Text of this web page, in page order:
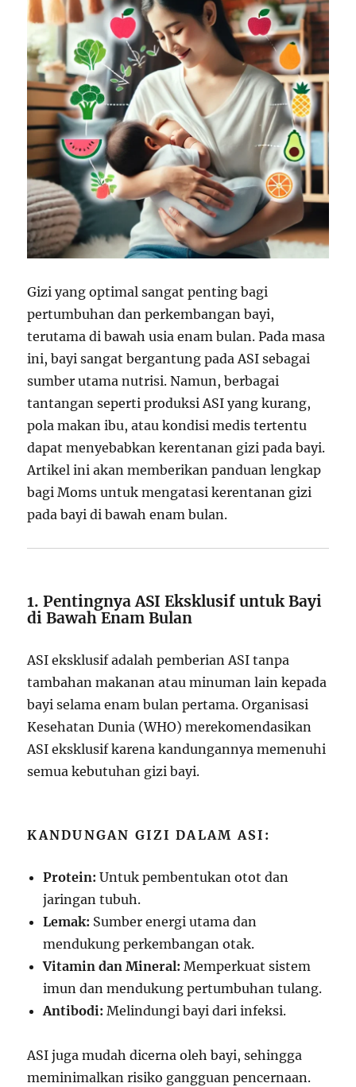
Gizi yang optimal sangat penting bagi
pertumbuhan dan perkembangan bayi,
terutama di bawah usia enam bulan. Pada masa
ini, bayi sangat bergantung pada ASI sebagai
sumber utama nutrisi. Namun, berbagai
tantangan seperti produksi ASI yang kurang,
pola makan ibu, atau kondisi medis tertentu
dapat menyebabkan kerentanan gizi pada bayi.
Artikel ini akan memberikan panduan lengkap
bagi Moms untuk mengatasi kerentanan gizi
pada bayi di bawah enam bulan.
1. Pentingnya ASI Eksklusif untuk Bayi
di Bawah Enam Bulan
ASI eksklusif adalah pemberian ASI tanpa
tambahan makanan atau minuman lain kepada
bayi selama enam bulan pertama. Organisasi
Kesehatan Dunia (WHO) merekomendasikan
ASI eksklusif karena kandungannya memenuhi
semua kebutuhan gizi bayi.
KANDUNGAN GIZI DALAM ASI:
Protein: Untuk pembentukan otot dan
jaringan tubuh.
Lemak: Sumber energi utama dan
mendukung perkembangan otak.
Vitamin dan Mineral: Memperkuat sistem
imun dan mendukung pertumbuhan tulang.
Antibodi: Melindungi bayi dari infeksi.
ASI juga mudah dicerna oleh bayi, sehingga
meminimalkan risiko gangguan pencernaan.